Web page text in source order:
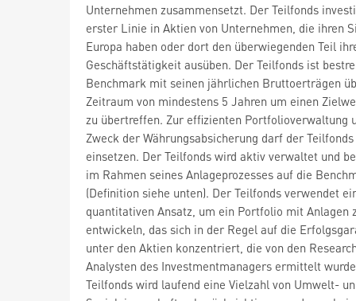
Unternehmen zusammensetzt. Der Teilfonds
erster Linie in Aktien von Unternehmen, die ihren
Europa haben oder dort den überwiegenden Teil
Geschäftstätigkeit ausüben. Der Teilfonds ist
Benchmark mit seinen jährlichen Bruttoerträgen
Zeitraum von mindestens 5 Jahren um einen
zu übertreffen. Zur effizienten Portfolioverwaltung
Zweck der Währungsabsicherung darf der
einsetzen. Der Teilfonds wird aktiv verwaltet und
im Rahmen seines Anlageprozesses auf die
(Definition siehe unten). Der Teilfonds verwendet
quantitativen Ansatz, um ein Portfolio mit Anlagen
entwickeln, das sich in der Regel auf die
unter den Aktien konzentriert, die von den
Analysten des Investmentmanagers ermittelt
Teilfonds wird laufend eine Vielzahl von Umwelt-